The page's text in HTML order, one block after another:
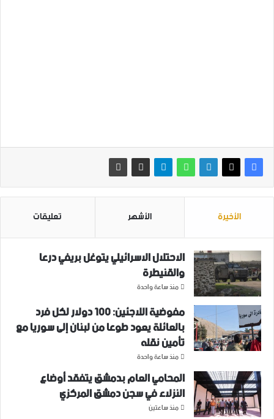
الأخيرة الأشهر تعليقات
الاحتلال الاسرائيلي يتوغل بريفي درعا
والقنيطرة
منذ ساعة واحدة
مفوضية اللاجئين: 100 دولار لكل فرد
بالعائلة يعود طوعا من لبنان إلى سوريا مع
تأمين نقله
منذ ساعة واحدة
المحامي العام بدمشق يتفقد أوضاع
النزلاء في سجن دمشق المركزي
منذ ساعتين